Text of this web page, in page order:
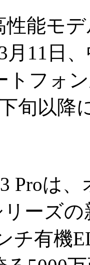
能モ
月11日
フォ
旬以
Proは
ーズ
チ有機